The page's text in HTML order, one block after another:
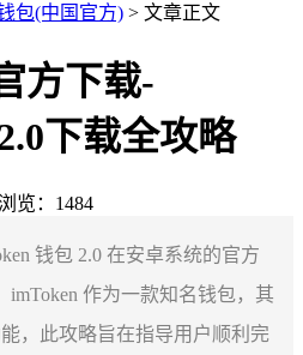
包(中国官方) > 文章正文
方下载-
下载全攻略
浏览：1484
钱包 2.0 在安卓系统的官方
作为一款知名钱包，其
，此攻略旨在指导用户顺利完